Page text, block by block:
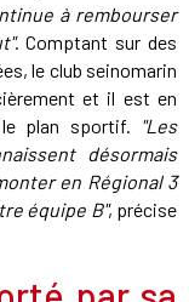
à rembourser
. Comptant sur des
le club seinomarin
et il est en
plan sportif. "Les
désormais
en Régional 3
équipe B", précise